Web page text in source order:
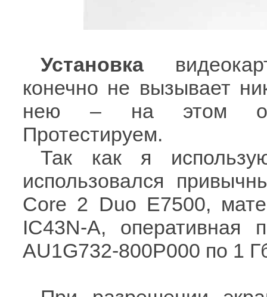
Установка
конечно не вызывает
нею – на этом
Протестируем.
Так как я
использовался
Core 2 Duo E7500,
IC43N-A, оперативная
AU1G732-800P000 по 1